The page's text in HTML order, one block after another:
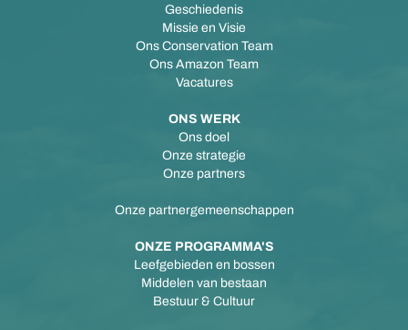
Geschiedenis
Missie en Visie
Ons Conservation Team
Ons Amazon Team
Vacatures
ONS WERK
Ons doel
Onze strategie
Onze partners
Onze partnergemeenschappen
ONZE PROGRAMMA'S
Leefgebieden en bossen
Middelen van bestaan
Bestuur & Cultuur